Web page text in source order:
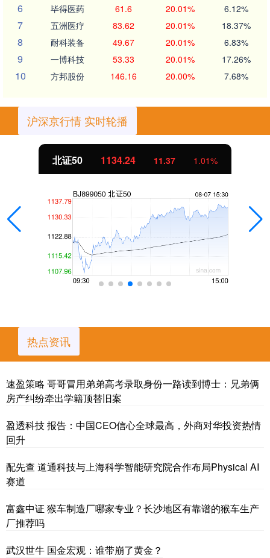
6 毕得医药 61.6 20.01% 6.12%
7 五洲医疗 83.62 20.01% 18.37%
8 耐科装备 49.67 20.01% 6.83%
9 一博科技 53.33 20.01% 17.26%
10 方邦股份 146.16 20.00% 7.68%
沪深京行情 实时轮播
北证50 1134.24 11.37 1.01%
热点资讯
速盈策略 哥哥冒用弟弟高考录取身份一路读到博士：兄弟俩
房产纠纷牵出学籍顶替旧案
盈透科技 报告：中国CEO信心全球最高，外商对华投资热情
回升
配先查 道通科技与上海科学智能研究院合作布局Physical AI
赛道
富鑫中证 猴车制造厂哪家专业？长沙地区有靠谱的猴车生产
厂推荐吗
武汉世牛 国金宏观：谁带崩了黄金？